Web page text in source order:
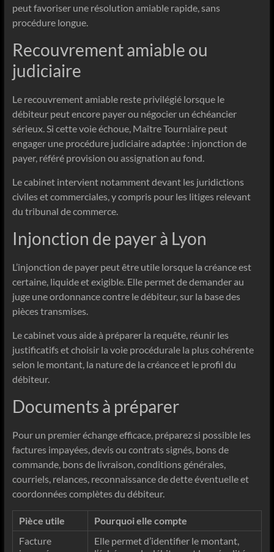
peut favoriser une résolution amiable rapide, sans
procédure longue.
Recouvrement amiable ou
judiciaire
Le recouvrement amiable reste privilégié lorsque le
débiteur peut encore payer ou négocier un échéancier
sérieux. Si cette voie échoue, Maître Tourniaire peut
engager une procédure judiciaire adaptée : injonction de
payer, référé provision ou assignation au fond.
Le cabinet intervient notamment devant les juridictions
civiles et commerciales, y compris pour les litiges relevant
du tribunal de commerce.
Injonction de payer à Lyon
L’injonction de payer peut être utile lorsque la créance est
certaine, liquide et exigible. Elle permet de demander au
juge une ordonnance contre le débiteur, sur la base des
pièces transmises.
Le cabinet vous aide à préparer la requête, réunir les
justificatifs et choisir la voie procédurale la plus cohérente
selon le montant, la nature de la créance et le profil du
débiteur.
Documents à préparer
Pour un premier échange efficace, préparez si possible les
factures impayées, devis ou contrats signés, bons de
commande, bons de livraison, conditions générales,
courriels, relances, reconnaissance de dette éventuelle et
coordonnées complètes du débiteur.
Pièce utile
Pourquoi elle compte
Facture
Elle permet d’identifier le montant,